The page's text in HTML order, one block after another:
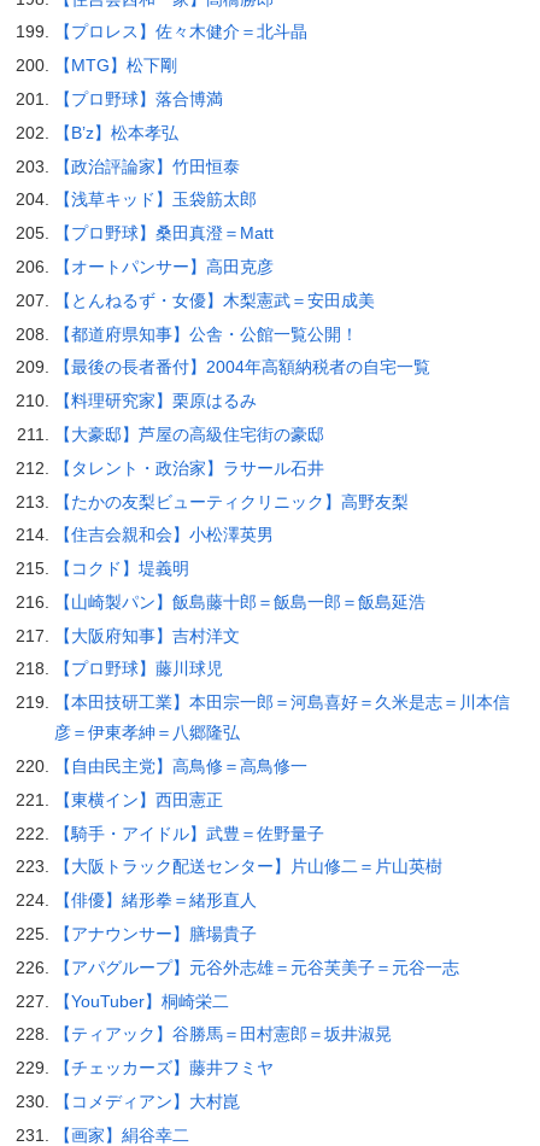
【プロレス】佐々木健介＝北斗晶
【MTG】松下剛
【プロ野球】落合博満
【B’z】松本孝弘
【政治評論家】竹田恒泰
【浅草キッド】玉袋筋太郎
【プロ野球】桑田真澄＝Matt
【オートパンサー】高田克彦
【とんねるず・女優】木梨憲武＝安田成美
【都道府県知事】公舎・公館一覧公開！
【最後の長者番付】2004年高額納税者の自宅一覧
【料理研究家】栗原はるみ
【大豪邸】芦屋の高級住宅街の豪邸
【タレント・政治家】ラサール石井
【たかの友梨ビューティクリニック】高野友梨
【住吉会親和会】小松澤英男
【コクド】堤義明
【山崎製パン】飯島藤十郎＝飯島一郎＝飯島延浩
【大阪府知事】吉村洋文
【プロ野球】藤川球児
【本田技研工業】本田宗一郎＝河島喜好＝久米是志＝川本信
彦＝伊東孝紳＝八郷隆弘
【自由民主党】高鳥修＝高鳥修一
【東横イン】西田憲正
【騎手・アイドル】武豊＝佐野量子
【大阪トラック配送センター】片山修二＝片山英樹
【俳優】緒形拳＝緒形直人
【アナウンサー】膳場貴子
【アパグループ】元谷外志雄＝元谷芙美子＝元谷一志
【YouTuber】桐崎栄二
【ティアック】谷勝馬＝田村憲郎＝坂井淑晃
【チェッカーズ】藤井フミヤ
【コメディアン】大村崑
【画家】絹谷幸二